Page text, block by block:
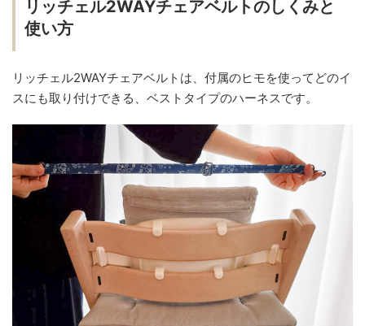
リッチェル2WAYチェアベルトのしくみと
使い方
リッチェル2WAYチェアベルトは、付属のヒモを使ってどのイ
スにも取り付けできる、ベストタイプのハーネスです。